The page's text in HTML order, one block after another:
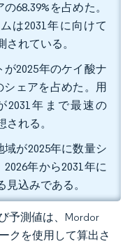
68.39%を占めた。
は2031年に向けて
されている。
2025年のケイ酸ナ
シェアを占めた。用
2031年まで最速の
される。
が2025年に数量シ
年から2031年に
見込みである。
予測値は、Mordor
クを使用して算出さ